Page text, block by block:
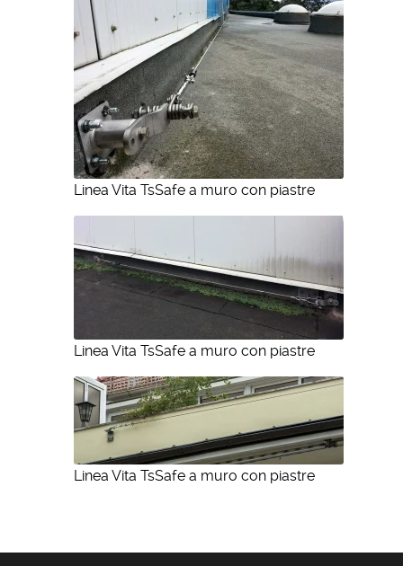
Linea Vita TsSafe a muro con piastre
Linea Vita TsSafe a muro con piastre
Linea Vita TsSafe a muro con piastre